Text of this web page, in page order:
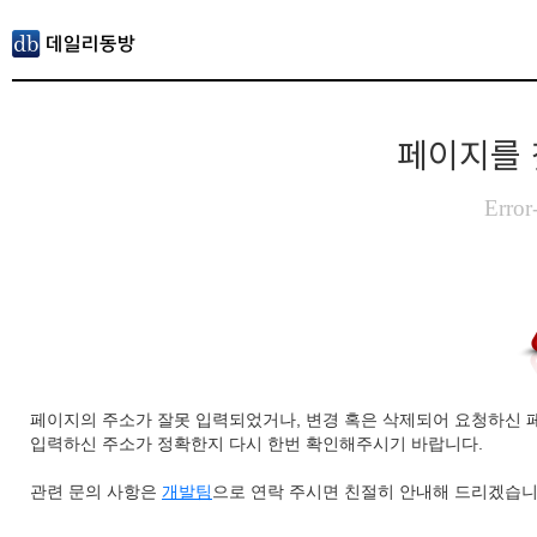
페이지를
페이지의 주소가 잘못 입력되었거나, 변경 혹은 삭제되어 요청하신
입력하신 주소가 정확한지 다시 한번 확인해주시기 바랍니다.
관련 문의 사항은 개발팀 으로 연락 주시면 친절히 안내해 드리겠습